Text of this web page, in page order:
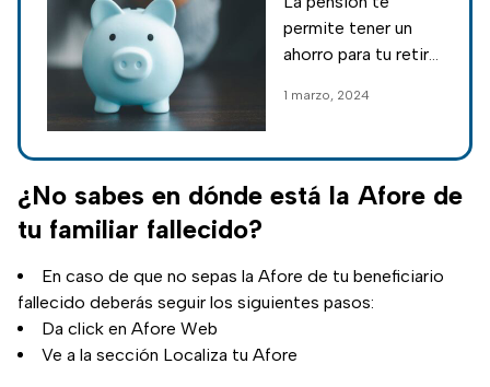
cotizar en el
IMSS o ISSSTE
permite tener un
ahorro para tu retiro
disfrutar de ese
dejes de trabajar; te
decimos cómo
obtener una pensión
IMSS o ISSSTE.
1 marzo, 2024
¿No sabes en dónde está la Afore de
tu familiar fallecido?
En caso de que no sepas la Afore de tu beneficiario
fallecido deberás seguir los siguientes pasos:
Da click en Afore Web
Ve a la sección Localiza tu Afore